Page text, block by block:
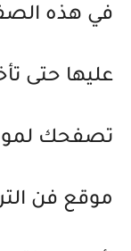
في هذه
عليها حتى
تصفحك